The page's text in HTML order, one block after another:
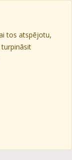
tos atspējotu,